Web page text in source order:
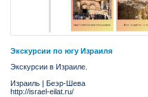
Экскурсии по югу Израиля
Экскурсии в Израиле.
Израиль
Беэр-Шева
http://israel-eilat.ru/